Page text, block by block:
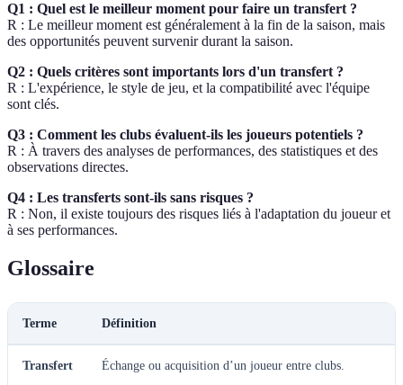
Q1 : Quel est le meilleur moment pour faire un transfert ?
R : Le meilleur moment est généralement à la fin de la saison, mais
des opportunités peuvent survenir durant la saison.
Q2 : Quels critères sont importants lors d'un transfert ?
R : L'expérience, le style de jeu, et la compatibilité avec l'équipe
sont clés.
Q3 : Comment les clubs évaluent-ils les joueurs potentiels ?
R : À travers des analyses de performances, des statistiques et des
observations directes.
Q4 : Les transferts sont-ils sans risques ?
R : Non, il existe toujours des risques liés à l'adaptation du joueur et
à ses performances.
Glossaire
Terme Définition
Transfert Échange ou acquisition d’un joueur entre clubs.